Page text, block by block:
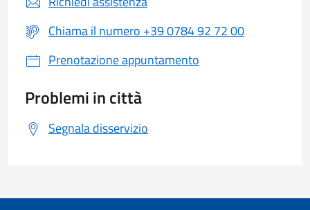
Chiama il numero +39 0784 92 72 00
Prenotazione appuntamento
Problemi in città
Segnala disservizio